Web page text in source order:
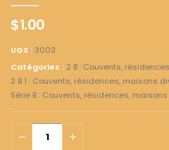
$1.00
UGS : 3002
Catégories : 2 B : Couvents,
2 B 1 : Couvents, résidences, maisons
Série B : Couvents, résidences,